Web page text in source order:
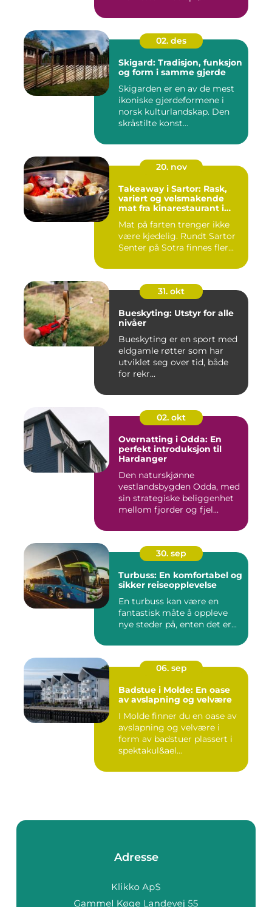
02. des
Skigard: Tradisjon, funksjon
og form i samme gjerde
Skigarden er en av de mest
ikoniske gjerdeformene i
norsk kulturlandskap. Den
skråstilte konst...
20. nov
Takeaway i Sartor: Rask,
variert og velsmakende
mat fra kinarestaurant i
Mat på farten trenger ikke
være kjedelig. Rundt Sartor
Senter på Sotra finnes fler...
31. okt
Bueskyting: Utstyr for alle
nivåer
Bueskyting er en sport med
eldgamle røtter som har
utviklet seg over tid, både
for rekr...
02. okt
Overnatting i Odda: En
perfekt introduksjon til
Hardanger
Den naturskjønne
vestlandsbygden Odda, med
sin strategiske beliggenhet
mellom fjorder og fjel...
30. sep
Turbuss: En komfortabel og
sikker reiseopplevelse
En turbuss kan være en
fantastisk måte å oppleve
nye steder på, enten det er...
06. sep
Badstue i Molde: En oase
av avslapning og velvære
I Molde finner du en oase av
avslapning og velvære i
form av badstuer plassert i
spektakul&ael...
Adresse